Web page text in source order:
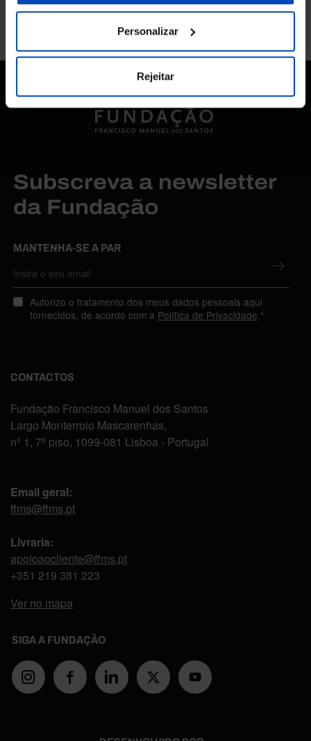
Personalizar
Rejeitar
Subscreva a newsletter
da Fundação
MANTENHA-SE A PAR
Autorizo o tratamento dos meus dados pessoais aqui
fornecidos, de acordo com a Política de Privacidade .*
CONTACTOS
Fundação Francisco Manuel dos Santos
Largo Monterroio Mascarenhas,
nº 1, 7º piso, 1099-081 Lisboa - Portugal
Email geral:
ffms@ffms.pt
Livraria:
apoioaocliente@ffms.pt
+351 219 381 223
Ver no mapa
SIGA A FUNDAÇÃO